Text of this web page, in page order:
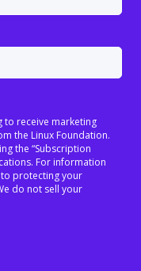
to receive marketing
the Linux Foundation.
the “Subscription
For information
protecting your
do not sell your